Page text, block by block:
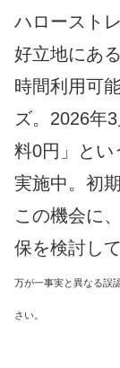
ハロースト
好立地にあ
時間利用可
ズ。2026年
料0円」とい
実施中。初
この機会に
保を検討し
万が一事実と異なる誤
さい。